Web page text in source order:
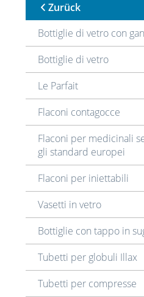
Zurück
Bottiglie di vetro con
Bottiglie di vetro
Le Parfait
Flaconi contagocce
Flaconi per medicinali
gli standard europei
Flaconi per iniettabili
Vasetti in vetro
Bottiglie con tappo in
Tubetti per globuli Illax
Tubetti per compresse